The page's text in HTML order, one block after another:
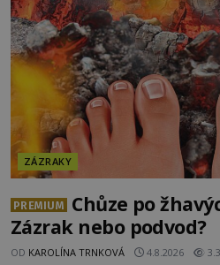
momentem se slavnému
ZÁZRAKY
PREMIUM
Chůze po
Zázrak nebo podvod?
OD KAROLÍNA TRNKOVÁ 4.8.2026